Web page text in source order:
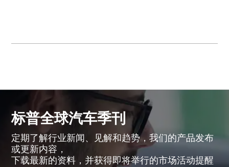
标普全球汽车季刊
定期了解行业新闻、见解和趋势，我们的产品发布
或更新内容，
下载最新的资料，并获得即将举行的市场活动提醒